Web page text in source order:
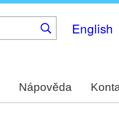
English
Nápověda